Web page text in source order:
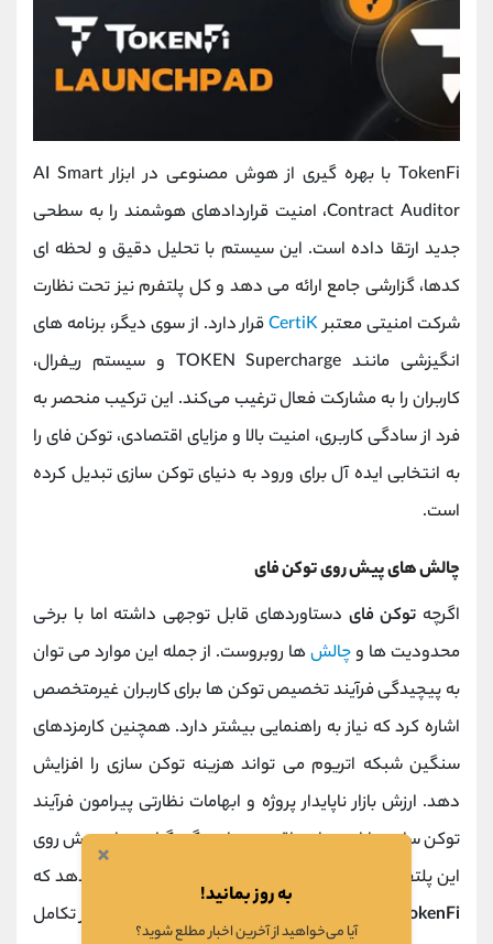
TokenFi با بهره‌ گیری از هوش مصنوعی در ابزار AI Smart
Contract Auditor، امنیت قراردادهای هوشمند را به سطحی
جدید ارتقا داده است. این سیستم با تحلیل دقیق و لحظه‌ ای
کدها، گزارشی جامع ارائه می ‌دهد و کل پلتفرم نیز تحت نظارت
شرکت امنیتی معتبرCertiKقرار دارد. از سوی دیگر، برنامه ‌های
انگیزشی مانند TOKEN Supercharge و سیستم ریفرال،
کاربران را به مشارکت فعال ترغیب می‌کند. این ترکیب منحصر به
فرد از سادگی کاربری، امنیت بالا و مزایای اقتصادی، توکن فای را
به انتخابی ایده ‌آل برای ورود به دنیای توکن ‌سازی تبدیل کرده
است.
چالش ‌های پیش روی توکن فای
اگرچه توکن فای دستاوردهای قابل توجهی داشته اما با برخی
محدودیت ‌ها وچالش‌ها روبروست. از جمله این موارد می‌ توان
به پیچیدگی فرآیند تخصیص توکن ‌ها برای کاربران غیرمتخصص
اشاره کرد که نیاز به راهنمایی بیشتر دارد. همچنین کارمزدهای
سنگین شبکه اتریوم می ‌تواند هزینه توکن ‌سازی را افزایش
دهد. ارزش بازار ناپایدار پروژه و ابهامات نظارتی پیرامون فرآیند
توکن ‌سازی دارایی ‌های واقعی نیز از دیگر نگرانی‌ های پیش روی
این پلتفرم محسوب می ‌شوند. این چالش ‌ها نشان می ‌دهد که
TokenFi
، مانند هر فناوری نوظهور دیگری، هنوز در مسیر تکامل
×
به روز بمانید!
آیا می‌خواهید از آخرین اخبار مطلع شوید؟